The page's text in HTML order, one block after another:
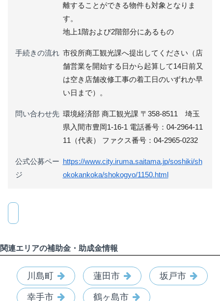
離することができる物件も対象となりま
す。
地上1階および2階部分にあるもの
手続きの流れ 市役所商工観光課へ提出してください（店
舗営業を開始する日から起算して14日前又
は空き店舗改修工事の着工日のいずれか早
い日まで）。
問い合わせ先 環境経済部 商工観光課 〒358-8511 埼玉
県入間市豊岡1-16-1 電話番号：04-2964-11
11（代表） ファクス番号：04-2965-0232
公式公募ペー
ジ
https://www.city.iruma.saitama.jp/soshiki/sh
okokankoka/shokogyo/1150.html
関連エリアの補助金・助成金情報
川島町 蓮田市 坂戸市
幸手市 鶴ヶ島市